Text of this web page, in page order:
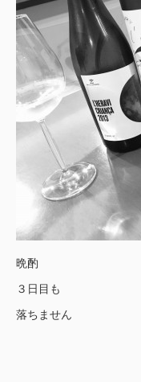
晩酌
３日目も
落ちません